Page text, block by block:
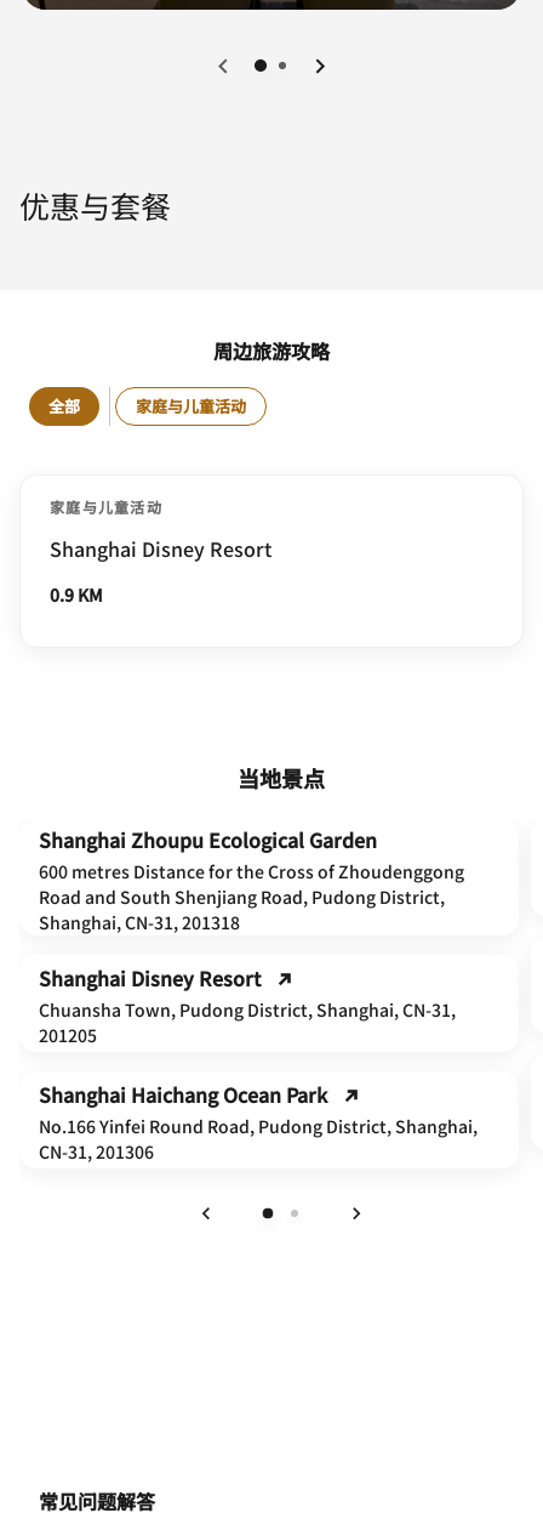
0 1
优惠与套餐
周边旅游攻略
全部 家庭与儿童活动
家庭与儿童活动
Shanghai Disney Resort
0.9 KM
当地景点
Shanghai Zhoupu Ecological Garden
600 metres Distance for the Cross of Zhoudenggong
Road and South Shenjiang Road, Pudong District,
Shanghai, CN-31, 201318
Shanghai Disney Resort
Chuansha Town, Pudong District, Shanghai, CN-31,
201205
Shanghai Haichang Ocean Park
No.166 Yinfei Round Road, Pudong District, Shanghai,
CN-31, 201306
常见问题解答